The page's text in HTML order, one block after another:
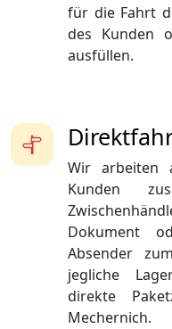
für die Fahrt
des Kunden
ausfüllen.
Wir arbeiten
Kunden
Dokument
Absender
jegliche
direkte
Mechernich.